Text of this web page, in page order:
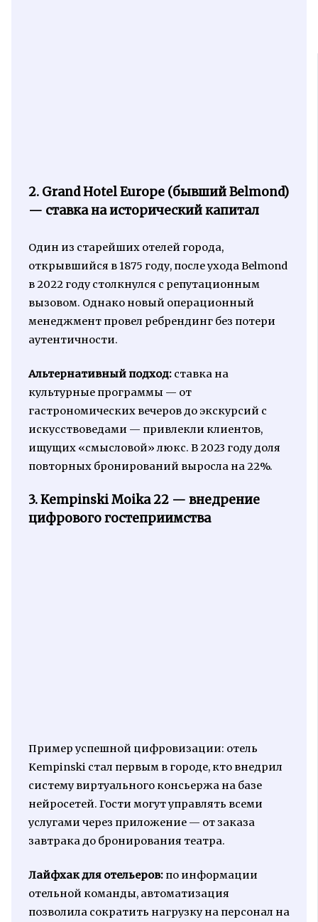
2. Grand Hotel Europe (бывший Belmond)
— ставка на исторический капитал
Один из старейших отелей города,
открывшийся в 1875 году, после ухода Belmond
в 2022 году столкнулся с репутационным
вызовом. Однако новый операционный
менеджмент провел ребрендинг без потери
аутентичности.
Альтернативный подход:ставка на
культурные программы — от
гастрономических вечеров до экскурсий с
искусствоведами — привлекли клиентов,
ищущих «смысловой» люкс. В 2023 году доля
повторных бронирований выросла на 22%.
3. Kempinski Moika 22 — внедрение
цифрового гостеприимства
Пример успешной цифровизации: отель
Kempinski стал первым в городе, кто внедрил
систему виртуального консьержа на базе
нейросетей. Гости могут управлять всеми
услугами через приложение — от заказа
завтрака до бронирования театра.
Лайфхак для отельеров:по информации
отельной команды, автоматизация
позволила сократить нагрузку на персонал на